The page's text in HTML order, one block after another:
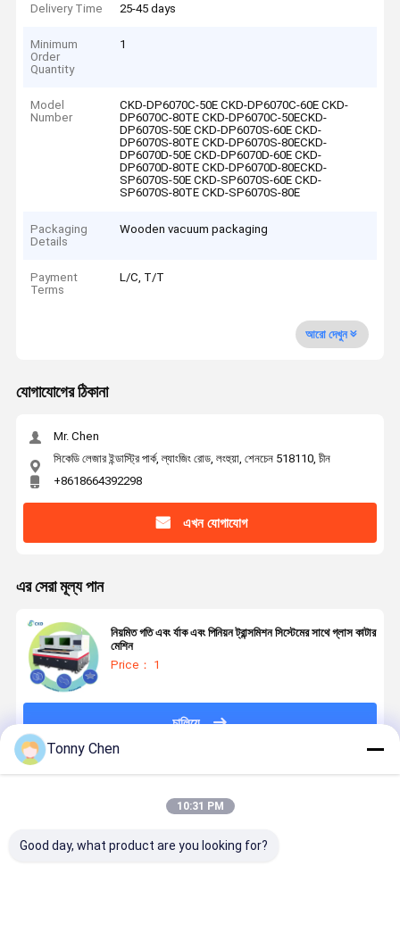
Delivery Time 25-45 days
Minimum
Order
Quantity
1
Model
Number
CKD-DP6070C-50E CKD-DP6070C-60E CKD-
DP6070C-80TE CKD-DP6070C-50ECKD-
DP6070S-50E CKD-DP6070S-60E CKD-
DP6070S-80TE CKD-DP6070S-80ECKD-
DP6070D-50E CKD-DP6070D-60E CKD-
DP6070D-80TE CKD-DP6070D-80ECKD-
SP6070S-50E CKD-SP6070S-60E CKD-
SP6070S-80TE CKD-SP6070S-80E
Packaging
Details
Wooden vacuum packaging
Payment
Terms
L/C, T/T
আরো দেখুন
যোগাযোগের ঠিকানা
Mr. Chen
সিকেডি লেজার ইন্ডাস্ট্রি পার্ক, ল্যাংজিং রোড, লংহুয়া, শেনচেন 518110, চীন
+8618664392298
এখন যোগাযোগ
এর সেরা মূল্য পান
নিয়মিত গতি এবং র্যাক এবং পিনিয়ন ট্রান্সমিশন সিস্টেমের সাথে গ্লাস কাটার
মেশিন
Price： 1
চালিয়ে
Tonny Chen
10:31 PM
Good day, what product are you looking for?